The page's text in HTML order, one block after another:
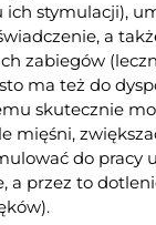
ich stymulacji),
a
zabiegów
ma też do
skutecznie
mięśni,
do pracy
a przez to